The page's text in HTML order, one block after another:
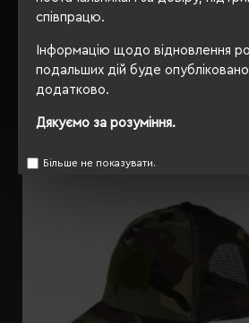
співпрацю.
Інформацію щодо відновлення
подальших дій буде
додатково.
Дякуємо за розуміння.
Більше не показувати.
РЕКОМЕНДУЄМО